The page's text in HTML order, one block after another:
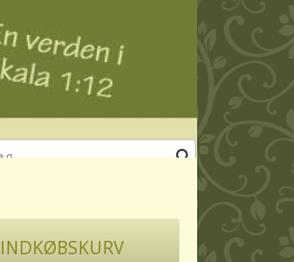
INDKØBSKURV